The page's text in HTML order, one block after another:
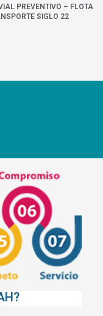
PREVENTIVO – FLOTA
SIGLO 22